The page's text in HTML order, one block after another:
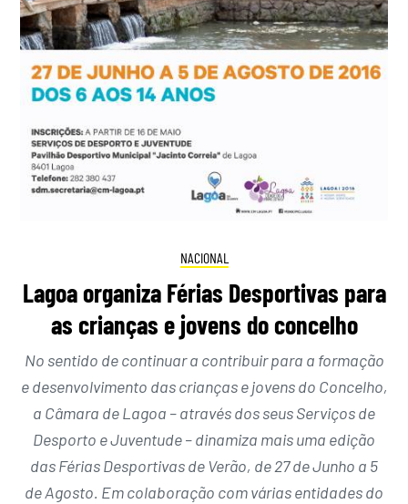
NACIONAL
Lagoa organiza Férias Desportivas para
as crianças e jovens do concelho
No sentido de continuar a contribuir para a formação
e desenvolvimento das crianças e jovens do Concelho,
a Câmara de Lagoa – através dos seus Serviços de
Desporto e Juventude – dinamiza mais uma edição
das Férias Desportivas de Verão, de 27 de Junho a 5
de Agosto. Em colaboração com várias entidades do